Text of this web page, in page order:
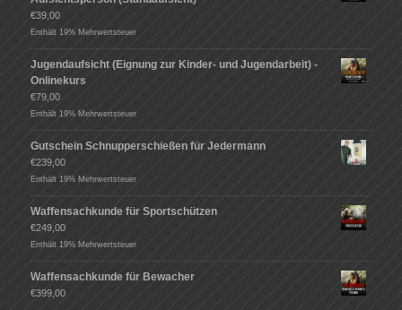
€39,00
Enthält 19% Mehrwertsteuer
Jugendaufsicht (Eignung zur Kinder- und Jugendarbeit) -
Onlinekurs
€79,00
Enthält 19% Mehrwertsteuer
Gutschein Schnupperschießen für Jedermann
€239,00
Enthält 19% Mehrwertsteuer
Waffensachkunde für Sportschützen
€249,00
Enthält 19% Mehrwertsteuer
Waffensachkunde für Bewacher
€399,00